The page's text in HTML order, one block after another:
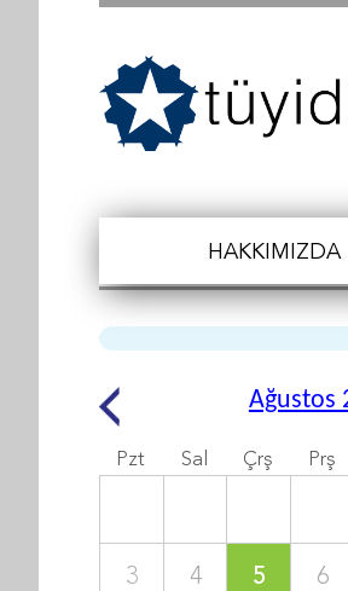
HAKKIMIZDA
Ağustos
Pzt Sal Çrş Prş
3 4 5 6